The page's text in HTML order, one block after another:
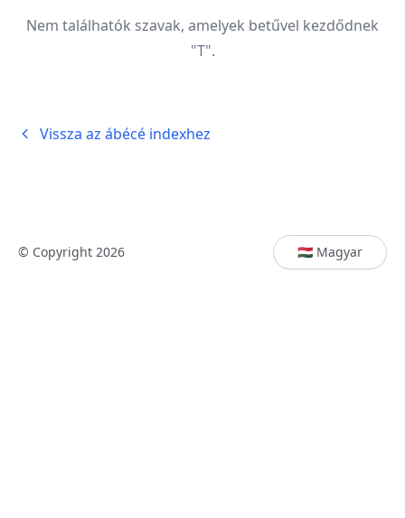
Nem találhatók szavak, amelyek betűvel kezdődnek
"T".
Vissza az ábécé indexhez
© Copyright 2026